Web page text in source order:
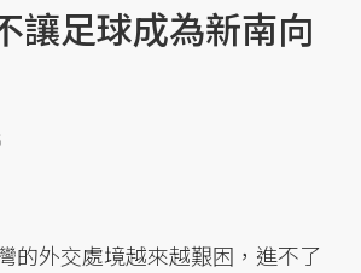
讓足球成為新南向
的外交處境越來越艱困，進不了